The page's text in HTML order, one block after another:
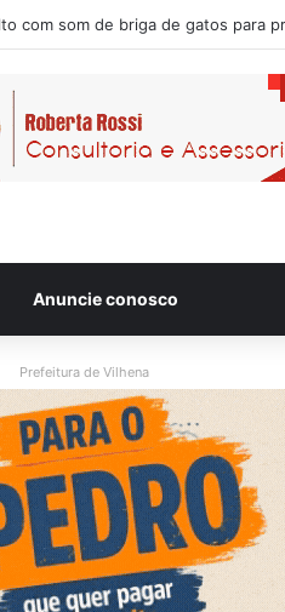
Anuncie conosco
Prefeitura de Vilhena